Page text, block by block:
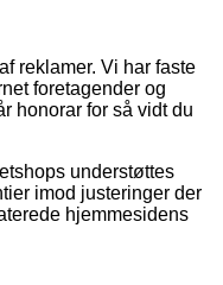
reklamer. Vi har faste
foretagender og
honorar for så vidt du
understøttes
imod justeringer der
hjemmesidens